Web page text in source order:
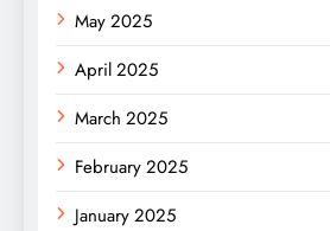
May 2025
April 2025
March 2025
February 2025
January 2025